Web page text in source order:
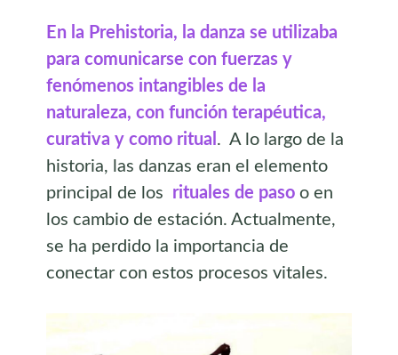
En la Prehistoria, la danza se utilizaba
para comunicarse con fuerzas y
fenómenos intangibles de la
naturaleza, con función terapéutica,
curativa y como ritual . A lo largo de la
historia, las danzas eran el elemento
principal de los rituales de paso o en
los cambio de estación. Actualmente,
se ha perdido la importancia de
conectar con estos procesos vitales.